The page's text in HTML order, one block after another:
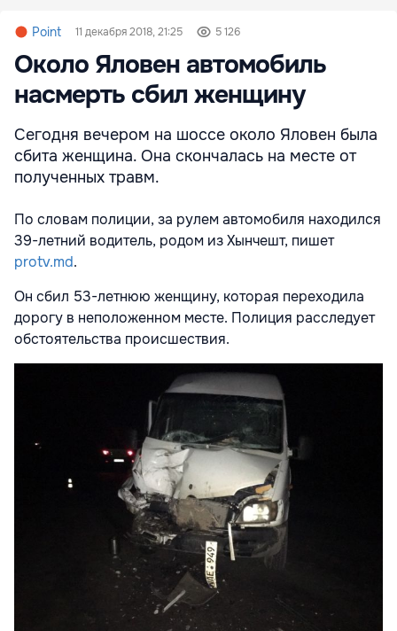
Point 11 декабря 2018, 21:25 5 126
Около Яловен автомобиль
насмерть сбил женщину
Сегодня вечером на шоссе около Яловен была
сбита женщина. Она скончалась на месте от
полученных травм.
По словам полиции, за рулем автомобиля находился
39-летний водитель, родом из Хынчешт, пишет
protv.md.
Он сбил 53-летнюю женщину, которая переходила
дорогу в неположенном месте. Полиция расследует
обстоятельства происшествия.